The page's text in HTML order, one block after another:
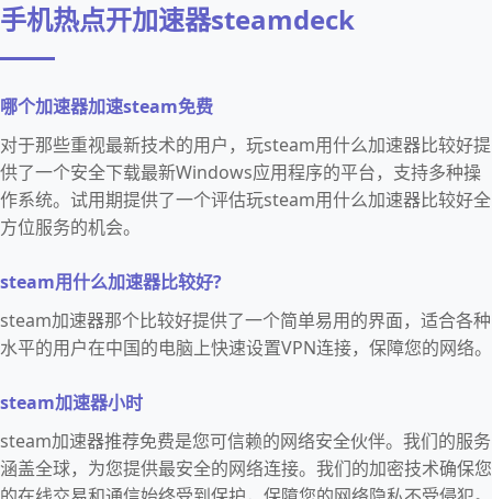
手机热点开加速器steamdeck
哪个加速器加速steam免费
对于那些重视最新技术的用户，玩steam用什么加速器比较好提
供了一个安全下载最新Windows应用程序的平台，支持多种操
作系统。试用期提供了一个评估玩steam用什么加速器比较好全
方位服务的机会。
steam用什么加速器比较好?
steam加速器那个比较好提供了一个简单易用的界面，适合各种
水平的用户在中国的电脑上快速设置VPN连接，保障您的网络。
steam加速器小时
steam加速器推荐免费是您可信赖的网络安全伙伴。我们的服务
涵盖全球，为您提供最安全的网络连接。我们的加密技术确保您